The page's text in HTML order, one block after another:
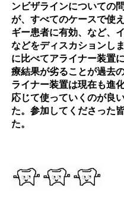
ンビザラインについての
が、すべてのケースで使
ギー患者に有効、など、
などをディスカションし
に比べてアライナー装置
療結果が劣ることが過去
ライナー装置は現在も進
応じて使っていくのが良
た。参加してくださった
た。